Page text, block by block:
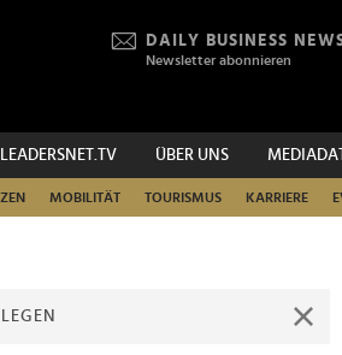
DAILY BUSINESS
Newsletter abonnieren
LEADERSNET.TV ÜBER UNS
MOBILITÄT TOURISMUS KARRIERE